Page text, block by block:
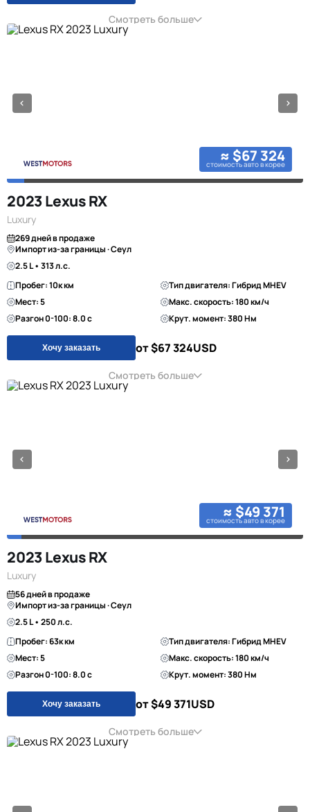
Смотреть больше
≈ $67 324
стоимость авто в корее
2023 Lexus RX
Luxury
269 дней в продаже
Импорт из-за границы · Сеул
2.5 L • 313 л.с.
Пробег: 10к км
Тип двигателя: Гибрид MHEV
Мест: 5
Макс. скорость: 180 км/ч
Разгон 0-100: 8.0 с
Крут. момент: 380 Нм
Хочу заказать от $67 324USD
Смотреть больше
≈ $49 371
стоимость авто в корее
2023 Lexus RX
Luxury
56 дней в продаже
Импорт из-за границы · Сеул
2.5 L • 250 л.с.
Пробег: 63к км
Тип двигателя: Гибрид MHEV
Мест: 5
Макс. скорость: 180 км/ч
Разгон 0-100: 8.0 с
Крут. момент: 380 Нм
Хочу заказать от $49 371USD
Смотреть больше